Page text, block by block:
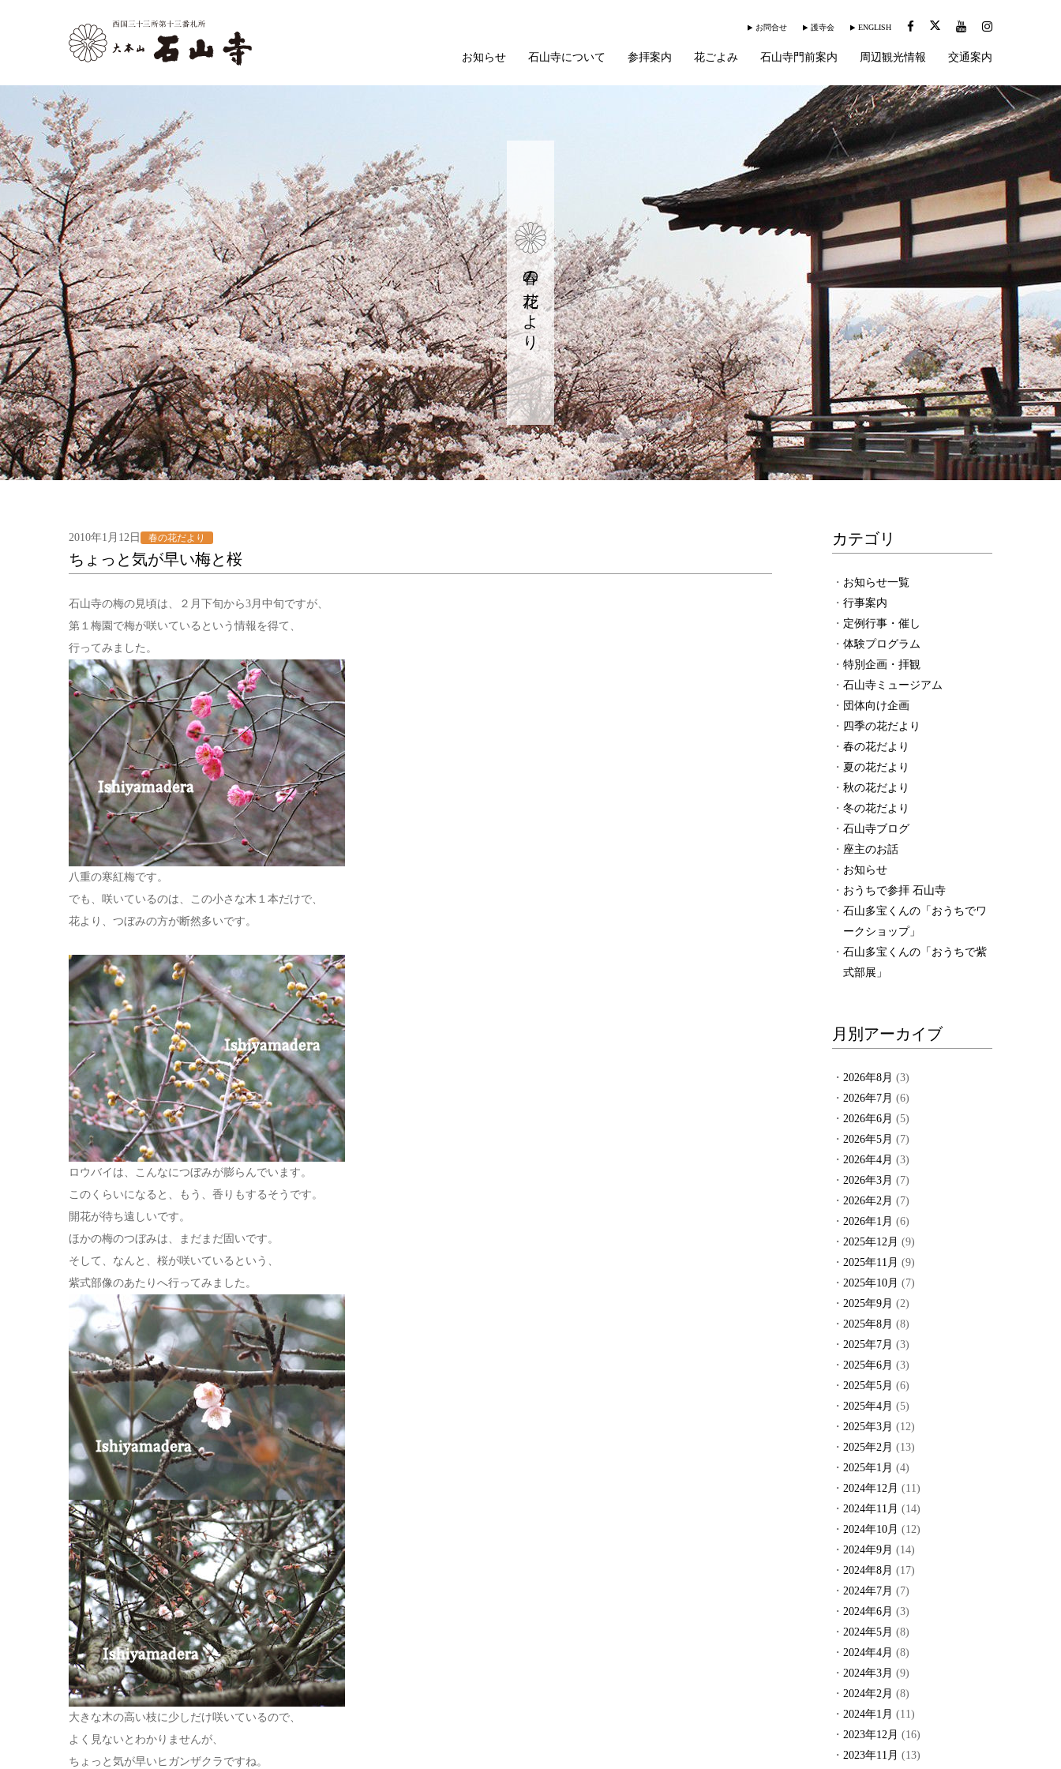
お問合せ 護寺会 ENGLISH
お知らせ 石山寺について 参拝案内 花ごよみ 石山寺門前案内 周辺観光情報 交通案内
春の花だより
2010年1月12日 春の花だより
ちょっと気が早い梅と桜
石山寺の梅の見頃は、２月下旬から3月中旬ですが、
第１梅園で梅が咲いているという情報を得て、
行ってみました。
八重の寒紅梅です。
でも、咲いているのは、この小さな木１本だけで、
花より、つぼみの方が断然多いです。
ロウバイは、こんなにつぼみが膨らんでいます。
このくらいになると、もう、香りもするそうです。
開花が待ち遠しいです。
ほかの梅のつぼみは、まだまだ固いです。
そして、なんと、桜が咲いているという、
紫式部像のあたりへ行ってみました。
大きな木の高い枝に少しだけ咲いているので、
よく見ないとわかりませんが、
ちょっと気が早いヒガンザクラですね。
カテゴリ
お知らせ一覧
行事案内
定例行事・催し
体験プログラム
特別企画・拝観
石山寺ミュージアム
団体向け企画
四季の花だより
春の花だより
夏の花だより
秋の花だより
冬の花だより
石山寺ブログ
座主のお話
お知らせ
おうちで参拝 石山寺
石山多宝くんの「おうちでワ
ークショップ」
石山多宝くんの「おうちで紫
式部展」
月別アーカイブ
2026年8月 (3)
2026年7月 (6)
2026年6月 (5)
2026年5月 (7)
2026年4月 (3)
2026年3月 (7)
2026年2月 (7)
2026年1月 (6)
2025年12月 (9)
2025年11月 (9)
2025年10月 (7)
2025年9月 (2)
2025年8月 (8)
2025年7月 (3)
2025年6月 (3)
2025年5月 (6)
2025年4月 (5)
2025年3月 (12)
2025年2月 (13)
2025年1月 (4)
2024年12月 (11)
2024年11月 (14)
2024年10月 (12)
2024年9月 (14)
2024年8月 (17)
2024年7月 (7)
2024年6月 (3)
2024年5月 (8)
2024年4月 (8)
2024年3月 (9)
2024年2月 (8)
2024年1月 (11)
2023年12月 (16)
2023年11月 (13)